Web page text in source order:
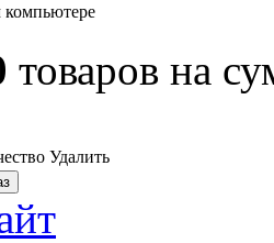
компьютере
товаров на
Удалить